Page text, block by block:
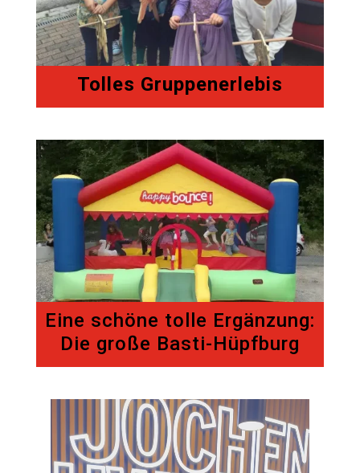
Tolles Gruppenerlebis
Eine schöne tolle Ergänzung:
Die große Basti-Hüpfburg